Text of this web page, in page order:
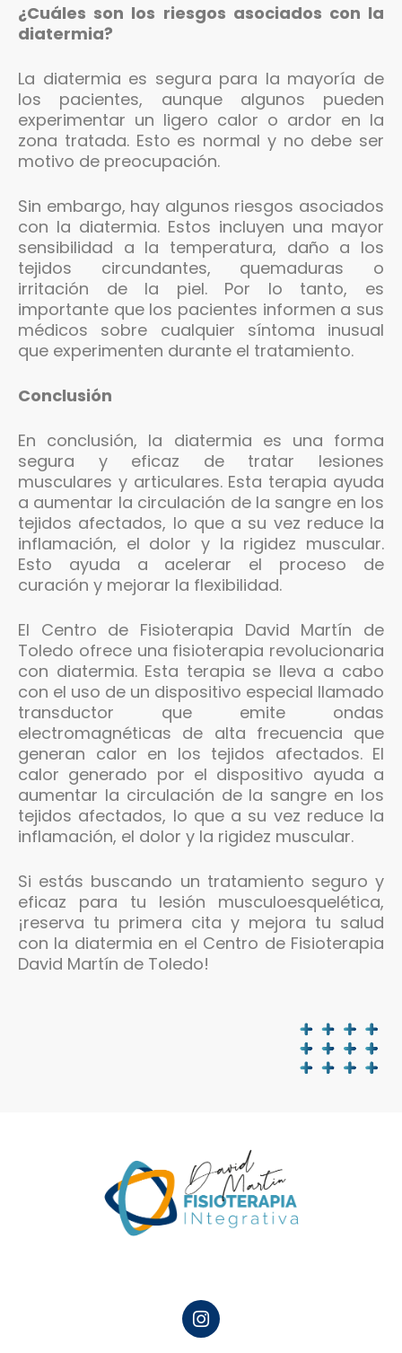
¿Cuáles son los riesgos asociados con la
diatermia?
La diatermia es segura para la mayoría de
los pacientes, aunque algunos pueden
experimentar un ligero calor o ardor en la
zona tratada. Esto es normal y no debe ser
motivo de preocupación.
Sin embargo, hay algunos riesgos asociados
con la diatermia. Estos incluyen una mayor
sensibilidad a la temperatura, daño a los
tejidos circundantes, quemaduras o
irritación de la piel. Por lo tanto, es
importante que los pacientes informen a sus
médicos sobre cualquier síntoma inusual
que experimenten durante el tratamiento.
Conclusión
En conclusión, la diatermia es una forma
segura y eficaz de tratar lesiones
musculares y articulares. Esta terapia ayuda
a aumentar la circulación de la sangre en los
tejidos afectados, lo que a su vez reduce la
inflamación, el dolor y la rigidez muscular.
Esto ayuda a acelerar el proceso de
curación y mejorar la flexibilidad.
El Centro de Fisioterapia David Martín de
Toledo ofrece una fisioterapia revolucionaria
con diatermia. Esta terapia se lleva a cabo
con el uso de un dispositivo especial llamado
transductor que emite ondas
electromagnéticas de alta frecuencia que
generan calor en los tejidos afectados. El
calor generado por el dispositivo ayuda a
aumentar la circulación de la sangre en los
tejidos afectados, lo que a su vez reduce la
inflamación, el dolor y la rigidez muscular.
Si estás buscando un tratamiento seguro y
eficaz para tu lesión musculoesquelética,
¡reserva tu primera cita y mejora tu salud
con la diatermia en el Centro de Fisioterapia
David Martín de Toledo!